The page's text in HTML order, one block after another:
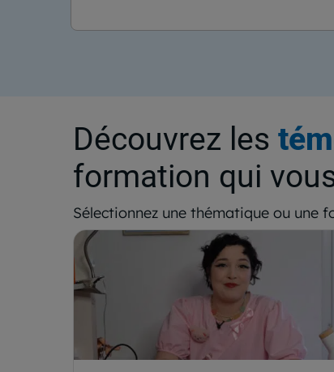
Découvrez les
formation qui
Sélectionnez une thématique ou une